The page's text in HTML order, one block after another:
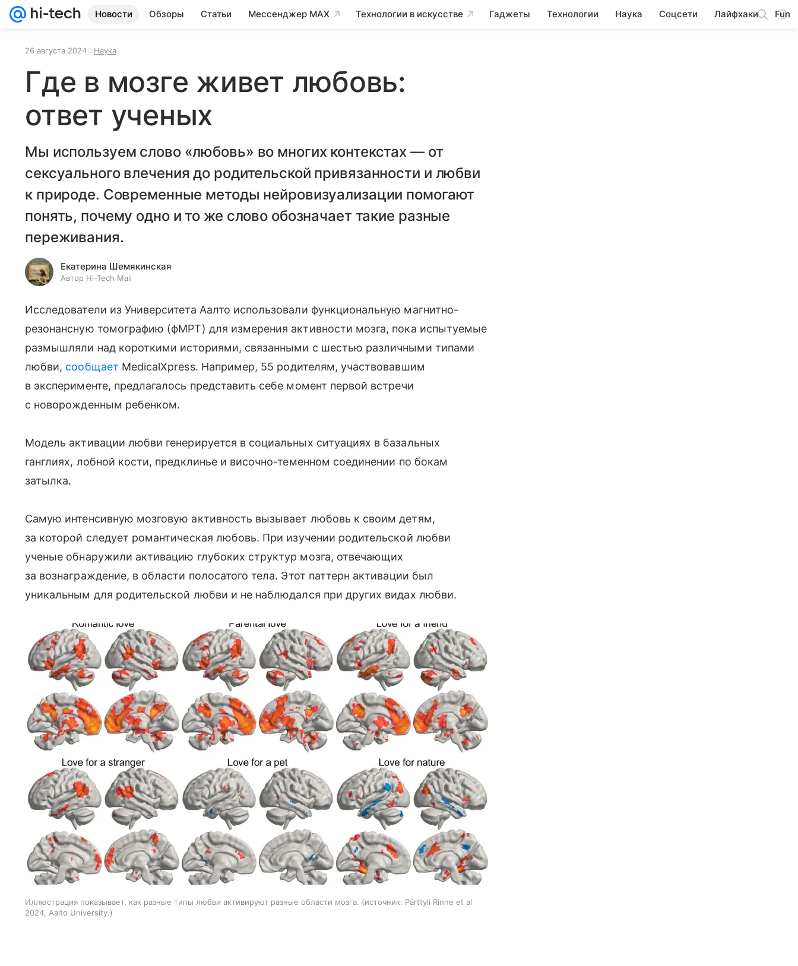
Новости Обзоры Статьи Мессенджер MAX Технологии в искусстве Гаджеты Технологии Наука Соцсети Лайфхаки Fun
26 августа 2024 Наука
Где в мозге живет любовь:
ответ ученых
Мы используем слово «любовь» во многих контекстах — от
сексуального влечения до родительской привязанности и любви
к природе. Современные методы нейровизуализации помогают
понять, почему одно и то же слово обозначает такие разные
переживания.
Екатерина Шемякинская
Автор Hi-Tech Mail
Исследователи из Университета Аалто использовали функциональную магнитно-
резонансную томографию (фМРТ) для измерения активности мозга, пока испытуемые
размышляли над короткими историями, связанными с шестью различными типами
любви, сообщает MedicalXpress. Например, 55 родителям, участвовавшим
в эксперименте, предлагалось представить себе момент первой встречи
с новорожденным ребенком.
Модель активации любви генерируется в социальных ситуациях в базальных
ганглиях, лобной кости, предклинье и височно-теменном соединении по бокам
затылка.
Самую интенсивную мозговую активность вызывает любовь к своим детям,
за которой следует романтическая любовь. При изучении родительской любви
ученые обнаружили активацию глубоких структур мозга, отвечающих
за вознаграждение, в области полосатого тела. Этот паттерн активации был
уникальным для родительской любви и не наблюдался при других видах любви.
Иллюстрация показывает, как разные типы любви активируют разные области мозга. источник: Pärttyli Rinne et al
2024, Aalto University.